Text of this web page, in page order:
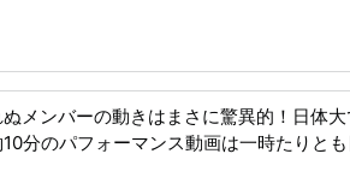
メンバーの動きはまさに驚異的！日体
分のパフォーマンス動画は一時たりと